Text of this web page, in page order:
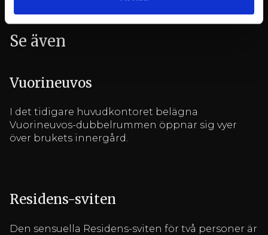
Se även
Vuorineuvos
I det tidigare huvudkontoret belägna
Vuorineuvos-dubbelrummen öppnar sig vyer
över brukets innergård.
Residens-sviten
Den sensuella Residens-sviten för två personer är